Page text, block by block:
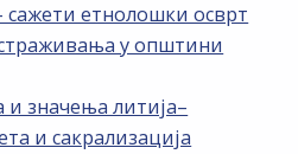
сажети етнолошки осврт
у општини
значења литија–
и сакрализација